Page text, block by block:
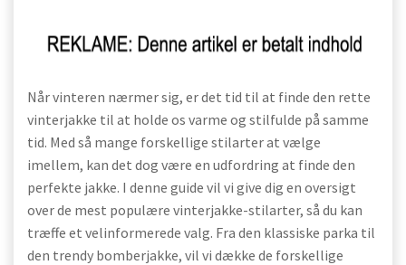
Når vinteren nærmer sig, er det tid til at finde den rette
vinterjakke til at holde os varme og stilfulde på samme
tid. Med så mange forskellige stilarter at vælge
imellem, kan det dog være en udfordring at finde den
perfekte jakke. I denne guide vil vi give dig en oversigt
over de mest populære vinterjakke-stilarter, så du kan
træffe et velinformerede valg. Fra den klassiske parka til
den trendy bomberjakke, vil vi dække de forskellige